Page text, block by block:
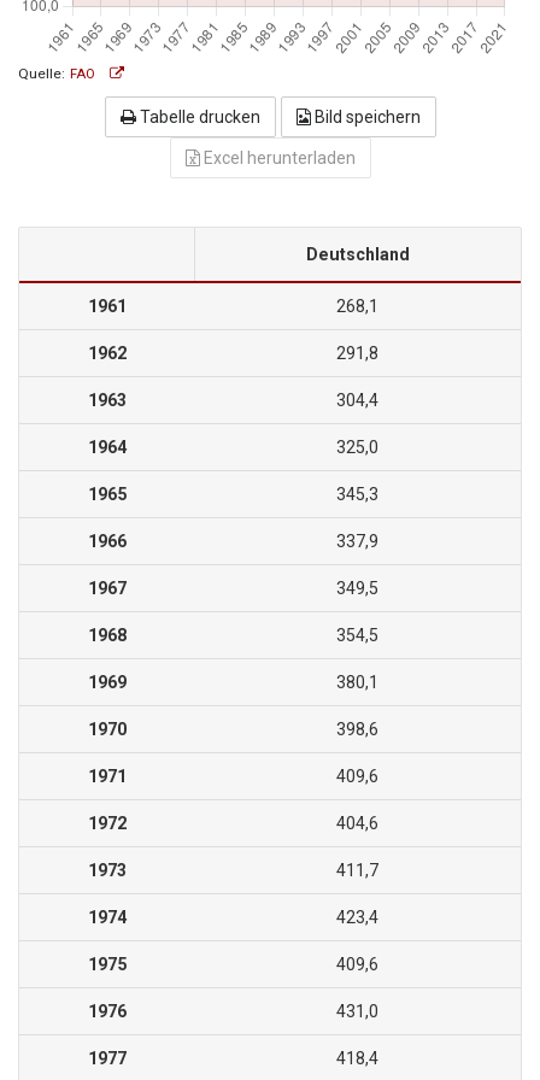
Quelle: FAO
Tabelle drucken Bild speichern
Excel herunterladen
Deutschland
1961 268,1
1962 291,8
1963 304,4
1964 325,0
1965 345,3
1966 337,9
1967 349,5
1968 354,5
1969 380,1
1970 398,6
1971 409,6
1972 404,6
1973 411,7
1974 423,4
1975 409,6
1976 431,0
1977 418,4